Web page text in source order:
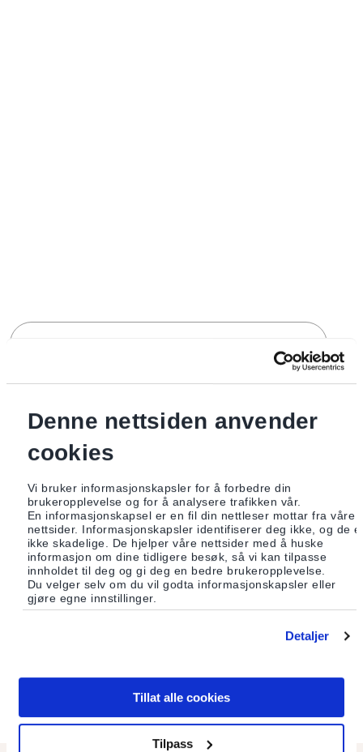
Denne nettsiden anvender
cookies
Vi bruker informasjonskapsler for å forbedre din
brukeropplevelse og for å analysere trafikken vår.
En informasjonskapsel er en fil din nettleser mottar fra våre
nettsider. Informasjonskapsler identifiserer deg ikke, og de
ikke skadelige. De hjelper våre nettsider med å huske
informasjon om dine tidligere besøk, så vi kan tilpasse
innholdet til deg og gi deg en bedre brukeropplevelse.
Du velger selv om du vil godta informasjonskapsler eller
gjøre egne innstillinger.
Detaljer
Tillat alle cookies
Tilpass